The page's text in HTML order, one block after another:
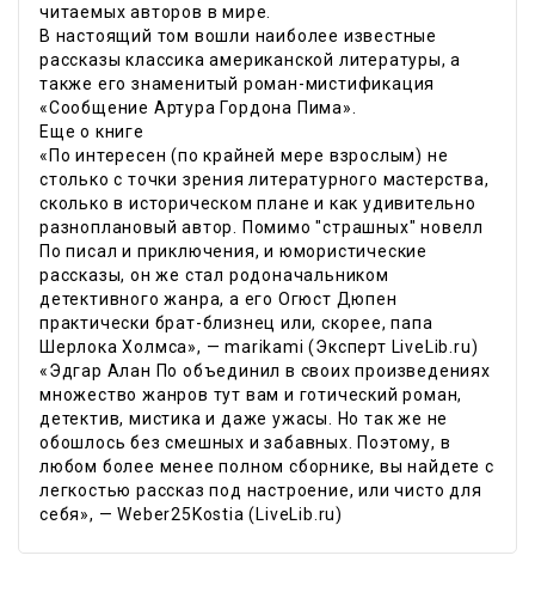
читаемых авторов в мире.
В настоящий том вошли наиболее известные
рассказы классика американской литературы, а
также его знаменитый роман-мистификация
«Сообщение Артура Гордона Пима».
Еще о книге
«По интересен (по крайней мере взрослым) не
столько с точки зрения литературного мастерства,
сколько в историческом плане и как удивительно
разноплановый автор. Помимо "страшных" новелл
По писал и приключения, и юмористические
рассказы, он же стал родоначальником
детективного жанра, а его Огюст Дюпен
практически брат-близнец или, скорее, папа
Шерлока Холмса», — marikami (Эксперт LiveLib.ru)
«Эдгар Алан По объединил в своих произведениях
множество жанров тут вам и готический роман,
детектив, мистика и даже ужасы. Но так же не
обошлось без смешных и забавных. Поэтому, в
любом более менее полном сборнике, вы найдете с
легкостью рассказ под настроение, или чисто для
себя», — Weber25Kostia (LiveLib.ru)